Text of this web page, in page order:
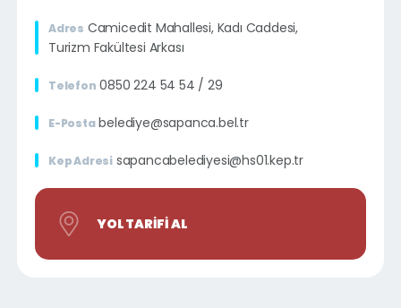
Adres Camicedit Mahallesi, Kadı Caddesi,
Turizm Fakültesi Arkası
Telefon 0850 224 54 54 / 29
E-Posta belediye@sapanca.bel.tr
Kep Adresi sapancabelediyesi@hs01.kep.tr
YOL TARIFI AL